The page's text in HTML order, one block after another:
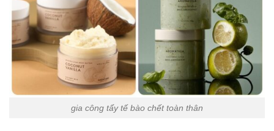
gia công tẩy tế bào chết toàn thân